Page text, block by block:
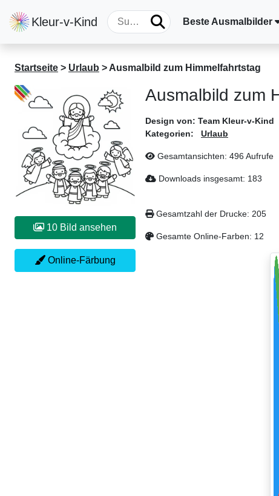
Kleur-v-Kind Beste Ausmalbilder
Startseite > Urlaub > Ausmalbild zum Himmelfahrtstag
10 Bild ansehen
Online-Färbung
Ausmalbild zum
Design von: Team Kleur-v-Kind
Kategorien:
Urlaub
Gesamtansichten: 496 Aufrufe
Downloads insgesamt: 183
Gesamtzahl der Drucke: 205
Gesamte Online-Farben: 12